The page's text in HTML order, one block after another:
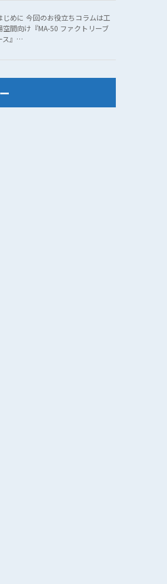
じめに 今回のお役立ちコラムは工
空間向け『MA-50 ファクトリーブ
ス』…